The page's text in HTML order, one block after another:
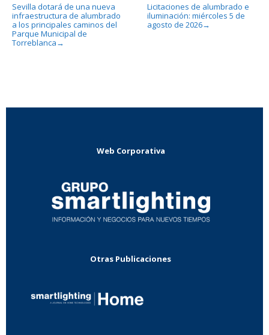
Sevilla dotará de una nueva
infraestructura de alumbrado
a los principales caminos del
Parque Municipal de
Torreblanca →
Licitaciones de alumbrado e
iluminación: miércoles 5 de
agosto de 2026→
Web Corporativa
Otras Publicaciones